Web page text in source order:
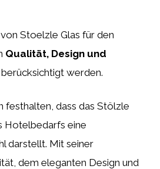
Stoelzle Glas für den
Qualität, Design und
werden.
festhalten, dass das Stölzle
Hotelbedarfs eine
darstellt. Mit seiner
dem eleganten Design und